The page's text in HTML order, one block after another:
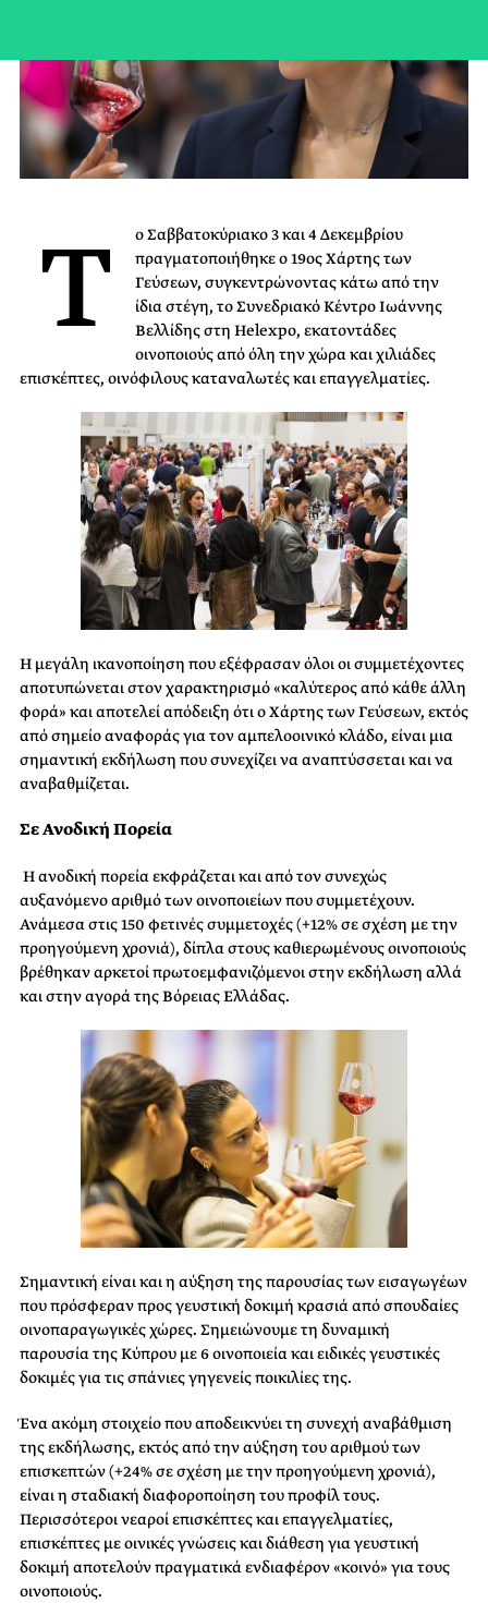
Τ
ο Σαββατοκύριακο 3 και 4 Δεκεμβρίου
πραγματοποιήθηκε ο 19ος Χάρτης των
Γεύσεων, συγκεντρώνοντας κάτω από την
ίδια στέγη, το Συνεδριακό Κέντρο Ιωάννης
Βελλίδης στη Helexpo, εκατοντάδες
οινοποιούς από όλη την χώρα και χιλιάδες
επισκέπτες, οινόφιλουςκαταναλωτές και επαγγελματίες.
Η μεγάλη ικανοποίηση που εξέφρασαν όλοι οι συμμετέχοντες
αποτυπώνεται στονχαρακτηρισμό «καλύτερος από κάθε άλλη
φορά» και αποτελεί απόδειξη ότι ο Χάρτης τωνΓεύσεων, εκτός
από σημείο αναφοράς για τον αμπελοοινικό κλάδο, είναι μια
σημαντική εκδήλωση που συνεχίζει να αναπτύσσεται και να
αναβαθμίζεται.
Σε Ανοδική Πορεία
Η ανοδική πορεία εκφράζεται και από τον συνεχώς
αυξανόμενο αριθμό τωνοινοποιείων που συμμετέχουν.
Ανάμεσα στις 150 φετινές συμμετοχές (+12% σε σχέση μετην
προηγούμενη χρονιά), δίπλα στους καθιερωμένους οινοποιούς
βρέθηκαν αρκετοίπρωτοεμφανιζόμενοι στην εκδήλωση αλλά
και στην αγορά της Βόρειας Ελλάδας.
Σημαντική είναι και η αύξηση της παρουσίας των εισαγωγέων
που πρόσφεραν προς γευστική δοκιμή κρασιά από σπουδαίες
οινοπαραγωγικές χώρες. Σημειώνουμε τη δυναμική
παρουσίατης Κύπρου με 6 οινοποιεία και ειδικές γευστικές
δοκιμές για τις σπάνιες γηγενείς ποικιλίεςτης.
Ένα ακόμη στοιχείο που αποδεικνύει τη συνεχή αναβάθμιση
της εκδήλωσης, εκτός από τηναύξηση του αριθμού των
επισκεπτών (+24% σε σχέση με την προηγούμενη χρονιά),
είναι η σταδιακή διαφοροποίηση του προφίλ τους.
Περισσότεροι νεαροί επισκέπτες καιεπαγγελματίες,
επισκέπτες με οινικές γνώσεις και διάθεση για γευστική
δοκιμή αποτελούνπραγματικά ενδιαφέρον «κοινό» για τους
οινοποιούς.